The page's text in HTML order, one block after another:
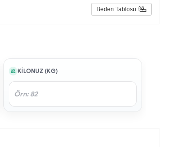
Beden Tablosu
KILONUZ (KG)